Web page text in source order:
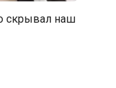
скрывал наш